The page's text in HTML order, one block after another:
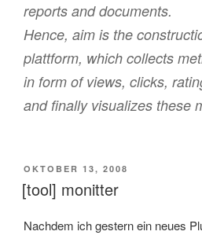
reports and documents.
Hence, aim is the
plattform, which collects
in form of views, clicks,
and finally visualizes these
VERÖFFENTLICHT
AM
OKTOBER 13, 2008
[tool] monitter
Nachdem ich gestern ein neues